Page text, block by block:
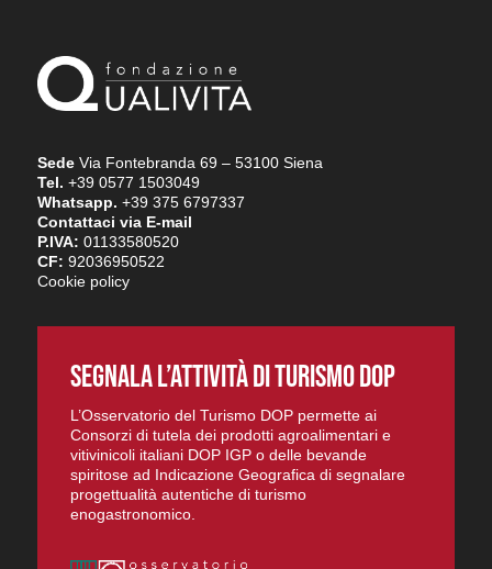
SedeVia Fontebranda 69 – 53100 Siena
Tel. +39 0577 1503049
Whatsapp. +39 375 6797337
Contattaci via E-mail
P.IVA: 01133580520
CF: 92036950522
Cookie policy
SEGNALA L’ATTIVITÀ DI TURISMO DOP
L’Osservatorio del Turismo DOP permette ai
Consorzi di tutela dei prodotti agroalimentari e
vitivinicoli italiani DOP IGP o delle bevande
spiritose ad Indicazione Geografica di segnalare
progettualità autentiche di turismo
enogastronomico.